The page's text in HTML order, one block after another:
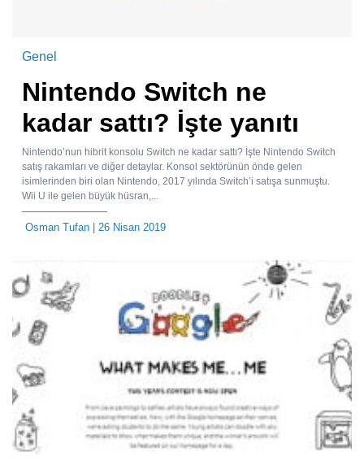
Genel
Nintendo Switch ne
kadar sattı? İşte yanıtı
Nintendo’nun hibrit konsolu Switch ne kadar sattı? İşte Nintendo Switch
satış rakamları ve diğer detaylar. Konsol sektörünün önde gelen
isimlerinden biri olan Nintendo, 2017 yılında Switch’i satışa sunmuştu.
Wii U ile gelen büyük hüsran,...
Osman Tufan | 26 Nisan 2019